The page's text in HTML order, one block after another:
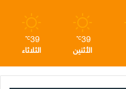
39
℃
الأثنين
39
℃
الثلاثاء